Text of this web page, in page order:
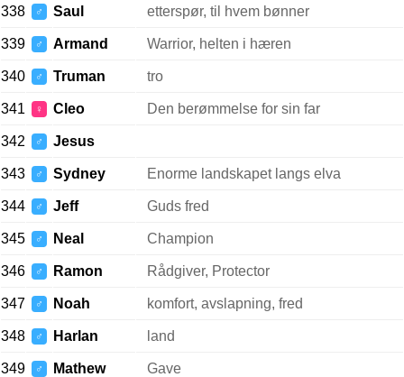
338 ♂ Saul etterspør, til hvem bønner
339 ♂ Armand Warrior, helten i hæren
340 ♂ Truman tro
341 ♀ Cleo Den berømmelse for sin far
342 ♂ Jesus
343 ♂ Sydney Enorme landskapet langs elva
344 ♂ Jeff Guds fred
345 ♂ Neal Champion
346 ♂ Ramon Rådgiver, Protector
347 ♂ Noah komfort, avslapning, fred
348 ♂ Harlan land
349 ♂ Mathew Gave